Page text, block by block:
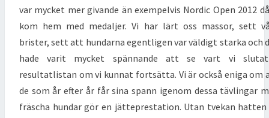
var mycket mer givande än exempelvis Nordic Open 2012
kom hem med medaljer. Vi har lärt oss massor, sett
brister, sett att hundarna egentligen var väldigt starka och
hade varit mycket spännande att se vart vi
resultatlistan om vi kunnat fortsätta. Vi är också eniga om
de som år efter år får sina spann igenom dessa tävlingar
fräscha hundar gör en jätteprestation. Utan tvekan hatten